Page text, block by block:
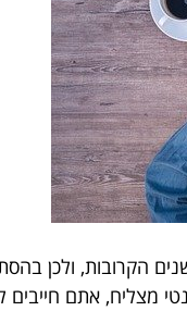
הקרובות, ולכן
מצליח, אתם חייבים